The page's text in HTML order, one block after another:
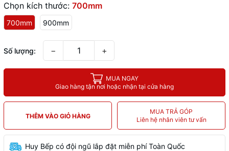
Chọn kích thước: 700mm
700mm 900mm
Số lượng: − +
MUA NGAY
Giao hàng tận nơi hoặc nhận tại cửa hàng
THÊM VÀO GIỎ HÀNG
MUA TRẢ GÓP
Liên hệ nhân viên tư vấn
Huy Bếp có đội ngũ lắp đặt miễn phí Toàn Quốc